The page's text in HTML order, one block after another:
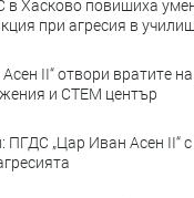
в Хасково повишиха
при агресия в
II“ отвори вратите
и СТЕМ център
ПГДС „Цар Иван Асен II“